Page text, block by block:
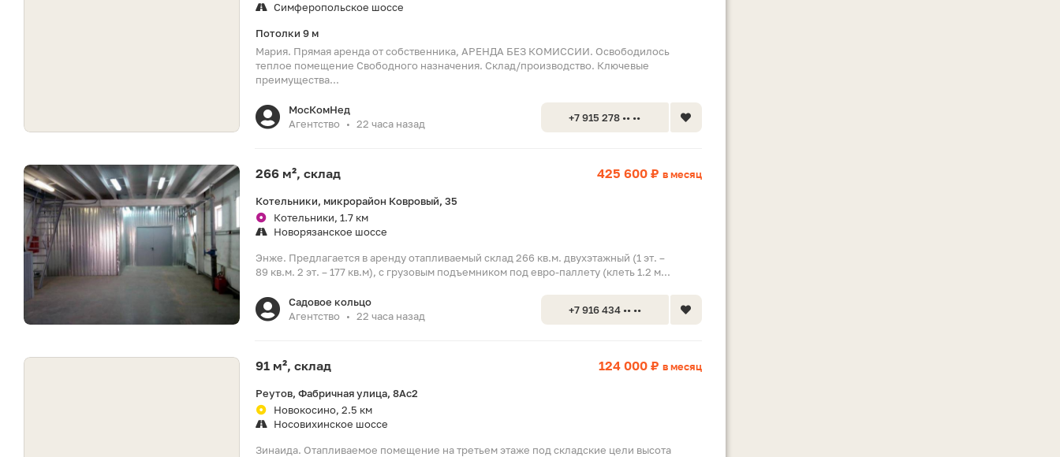
Симферопольское шоссе
Потолки 9 м
Мария. Прямая аренда от собственника, АРЕНДА БЕЗ КОМИССИИ. Освободилось
теплое помещение Свободного назначения. Склад/производство. Ключевые
преимущества...
МосКомНед
Агентство
• 22 часа назад +7 915 278 •• ••
266 м², склад 425 600 ₽ в месяц
Котельники, микрорайон Ковровый, 35
Котельники, 1.7 км
Новорязанское шоссе
Энже. Предлагается в аренду отапливаемый склад 266 кв.м. двухэтажный (1 эт. –
89 кв.м. 2 эт. – 177 кв.м), с грузовым подъемником под евро-паллету (клеть 1.2 м...
Садовое кольцо
Агентство
• 22 часа назад +7 916 434 •• ••
91 м², склад 124 000 ₽ в месяц
Реутов, Фабричная улица, 8Ас2
Новокосино, 2.5 км
Носовихинское шоссе
Зинаида. Отапливаемое помещение на третьем этаже под складские цели высота